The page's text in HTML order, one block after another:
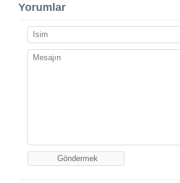
Yorumlar